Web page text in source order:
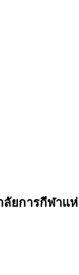
ยการกีฬาแ